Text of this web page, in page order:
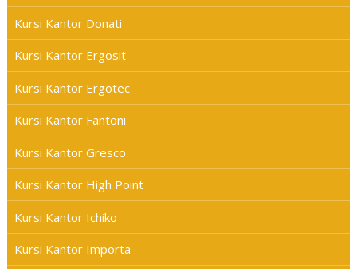
Kursi Kantor Donati
Kursi Kantor Ergosit
Kursi Kantor Ergotec
Kursi Kantor Fantoni
Kursi Kantor Gresco
Kursi Kantor High Point
Kursi Kantor Ichiko
Kursi Kantor Importa